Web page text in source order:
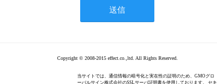
Copyright © 2008-2015 effect.co.,ltd. All Rights Reserved.
当サイトでは、通信情報の暗号化と実在性の証明のため、GMOグロ
ーバルサイン株式会社のSSLサーバ証明書を使用しております。 セキ